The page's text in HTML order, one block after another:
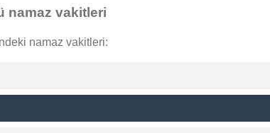
namaz vakitleri
namaz vakitleri: